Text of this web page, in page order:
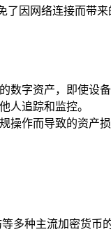
因网络连接而带
数字资产，即使设
人追踪和监控。
操作而导致的资产
多种主流加密货